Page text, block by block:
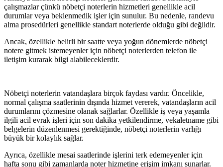
çalışmazlar çünkü nöbetçi noterlerin hizmetleri genellikle acil
durumlar veya beklenmedik işler için sunulur. Bu nedenle, randevu
alma prosedürleri genellikle standart noterlerde olduğu gibi değildir.
Ancak, özellikle belirli bir saatte veya yoğun dönemlerde nöbetçi
notere gitmek istemeyenler için nöbetçi noterlerden telefon ile
iletişim kurarak bilgi alabileceklerdir.
Nöbetçi noterlerin vatandaşlara birçok faydası vardır. Öncelikle,
normal çalışma saatlerinin dışında hizmet vererek, vatandaşların acil
durumlarını çözmesine olanak sağlarlar. Özellikle iş veya yaşamla
ilgili acil evrak işleri için son dakika yetkilendirme, vekaletname gibi
belgelerin düzenlenmesi gerektiğinde, nöbetçi noterlerin varlığı
büyük bir kolaylık sağlar.
Ayrıca, özellikle mesai saatlerinde işlerini terk edemeyenler için
hafta sonu gibi zamanlarda noter hizmetine erişim imkanı sunarlar.